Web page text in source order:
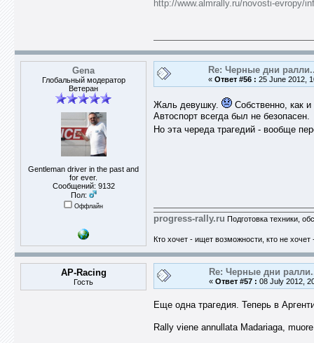
http://www.almrally.ru/novosti-evropy/
Gena
Глобальный модератор
Ветеран
Gentleman driver in the past and
for ever.
Сообщений: 9132
Пол:
Оффлайн
Re: Черные дни
« Ответ #56 : 25 June 2012,
Жаль девушку.
Собственно, как
Автоспорт всегда был не безопасен.
Но эта череда трагедий - вообще
progress-rally.ru Подготовка техники,
Кто хочет - ищет возможности, кто не
AP-Racing
Гость
Re: Черные дни
« Ответ #57 : 08 July 2012,
Еще одна трагедия. Теперь в
Rally viene annullata Madariaga,